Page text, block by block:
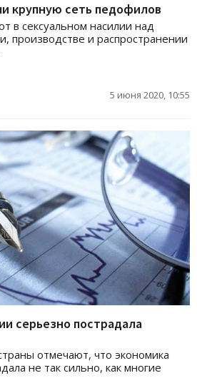
крупную сеть педофилов
в сексуальном насилии над
производстве и распространении
5 июня 2020, 10:55
серьезно пострадала
отмечают, что экономика
не так сильно, как многие